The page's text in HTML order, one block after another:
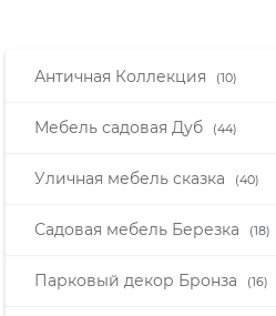
Античная Коллекция (10)
Мебель садовая Дуб (44)
Уличная мебель сказка (40)
Садовая мебель Березка (18)
Парковый декор Бронза (16)